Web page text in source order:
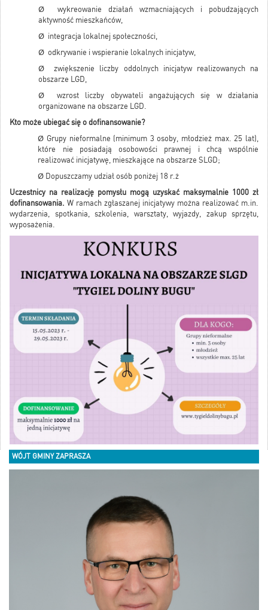
Ø wykreowanie działań wzmacniających i pobudzających
aktywność mieszkańców,
Ø integracja lokalnej społeczności,
Ø odkrywanie i wspieranie lokalnych inicjatyw,
Ø zwiększenie liczby oddolnych inicjatyw realizowanych na
obszarze LGD,
Ø wzrost liczby obywateli angażujących się w działania
organizowane na obszarze LGD.
Kto może ubiegać się o dofinansowanie?
Ø Grupy nieformalne (minimum 3 osoby, młodzież max. 25 lat),
które nie posiadają osobowości prawnej i chcą wspólnie
realizować inicjatywę, mieszkające na obszarze SLGD;
Ø Dopuszczamy udział osób poniżej 18 r.ż
Uczestnicy na realizację pomysłu mogą uzyskać maksymalnie 1000 zł
dofinansowania. W ramach zgłaszanej inicjatywy można realizować m.in.
wydarzenia, spotkania, szkolenia, warsztaty, wyjazdy, zakup sprzętu,
wyposażenia.
WÓJT GMINY ZAPRASZA